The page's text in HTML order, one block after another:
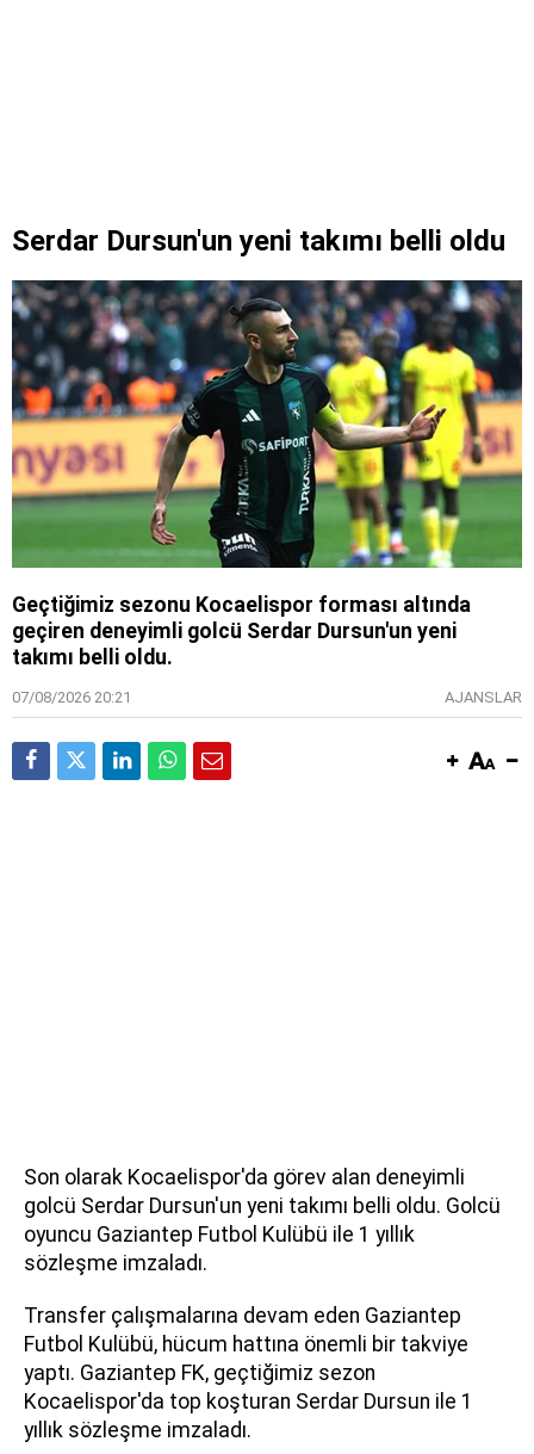
Serdar Dursun'un yeni takımı belli oldu
Geçtiğimiz sezonu Kocaelispor forması altında
geçiren deneyimli golcü Serdar Dursun'un yeni
takımı belli oldu.
07/08/2026 20:21 AJANSLAR
Son olarak Kocaelispor'da görev alan deneyimli
golcü Serdar Dursun'un yeni takımı belli oldu. Golcü
oyuncu Gaziantep Futbol Kulübü ile 1 yıllık
sözleşme imzaladı.
Transfer çalışmalarına devam eden Gaziantep
Futbol Kulübü, hücum hattına önemli bir takviye
yaptı. Gaziantep FK, geçtiğimiz sezon
Kocaelispor'da top koşturan Serdar Dursun ile 1
yıllık sözleşme imzaladı.